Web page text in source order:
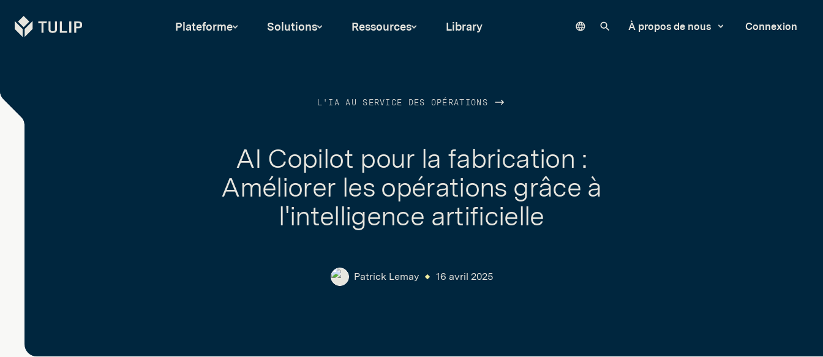
Tulip Plateforme Solutions Ressources Library LanguageRechercher sur notre site
À propos de nous Connexion
L'IA AU SERVICE DES OPÉRATIONS
AI Copilot pour la fabrication :
Améliorer les opérations grâce à
l'intelligence artificielle
Patrick Lemay 16 avril 2025